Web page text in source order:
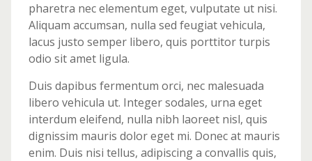
pharetra nec elementum eget, vulputate ut nisi.
Aliquam accumsan, nulla sed feugiat vehicula,
lacus justo semper libero, quis porttitor turpis
odio sit amet ligula.
Duis dapibus fermentum orci, nec malesuada
libero vehicula ut. Integer sodales, urna eget
interdum eleifend, nulla nibh laoreet nisl, quis
dignissim mauris dolor eget mi. Donec at mauris
enim. Duis nisi tellus, adipiscing a convallis quis,